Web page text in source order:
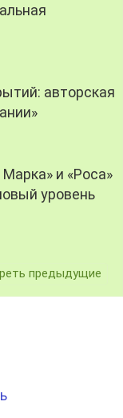
авторская
и «Роса»
уровень
предыдущие